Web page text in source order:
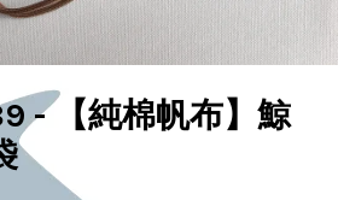
- 【純棉帆布】鯨